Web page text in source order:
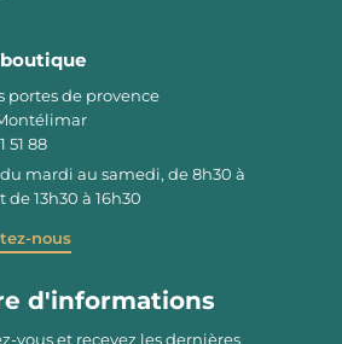
portes de provence
51 88
mardi au samedi, de 8h30 à
de 13h30 à 16h30
nous
d'informations
vous et recevez les dernières